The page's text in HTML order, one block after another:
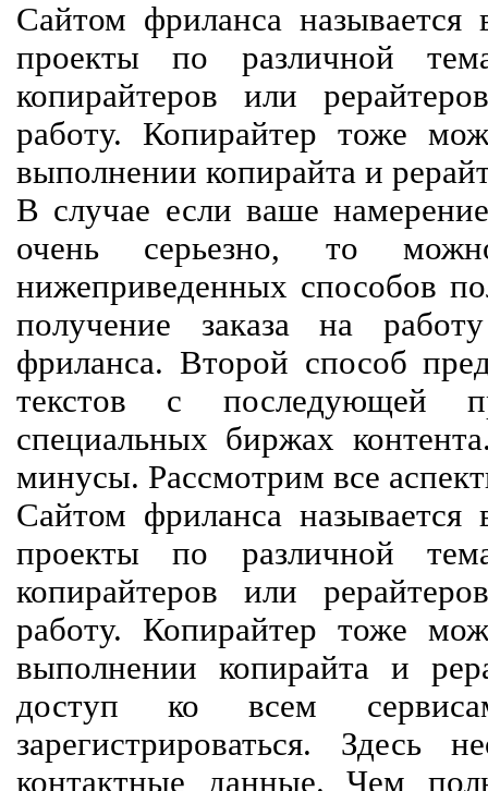
Сайтом фриланса называется
проекты по различной
копирайтеров или
работу. Копирайтер тоже
выполнении копирайта и
В случае если ваше
очень серьезно, то
нижеприведенных способов
получение заказа на
фриланса. Второй способ
текстов с последующей
специальных биржах
минусы. Рассмотрим все
Сайтом фриланса называется
проекты по различной
копирайтеров или
работу. Копирайтер тоже
выполнении копирайта и
доступ ко всем
зарегистрироваться. Здесь
контактные данные. Чем